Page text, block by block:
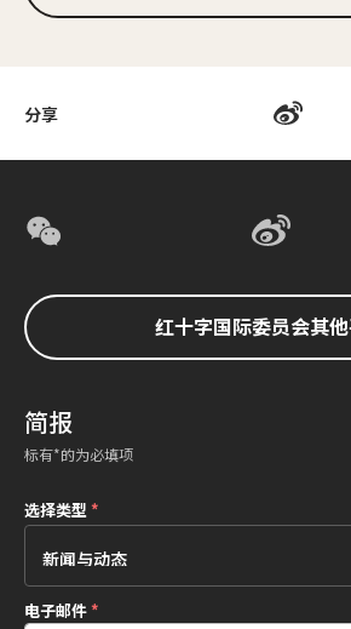
分享
红十字国际委员会其
简报
标有*的为必填项
选择类型*
电子邮件*